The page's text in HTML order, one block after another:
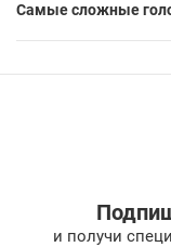
Самые сложные
и получи